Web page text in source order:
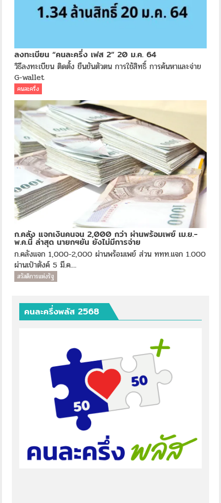
ลงทะเบียน “คนละครึ่ง เฟส 2” 20 ม.ค. 64
วิธีลงทะเบียน ติดตั้ง ยืนยันตัวตน การใช้สิทธิ์ การค้นหาและจ่าย
G-wallet
คนละครึ่ง
ก.คลัง แจกเงินคนจน 2,000 กว่า ผ่านพร้อมเพย์ เม.ย.-
พ.ค.นี้ ล่าสุด นายกฯยัน ยังไม่มีการจ่าย
ก.คลังแจก 1,000-2,000 ผ่านพร้อมเพย์ ส่วน ททท.แจก 1.000
ผ่านเป๋าตังค์ 5 มี.ค....
สวัสดิการแห่งรัฐ
คนละครึ่งพลัส 2568